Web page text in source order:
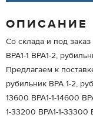
ОПИСАНИЕ
Со склада и под
ВРА1-1 ВРА1-2,
Предлагаем к
рубильник ВРА 1-2,
13600 ВРА1-1-14600
1-33200 ВРА1-1-33300